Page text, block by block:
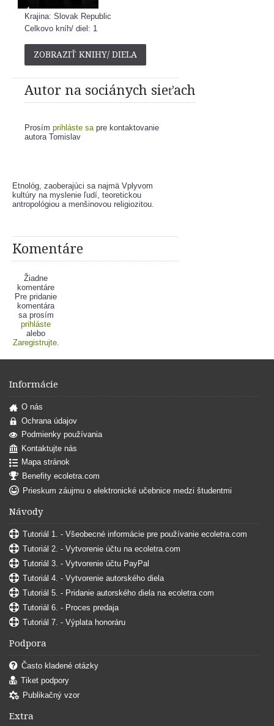
Krajina: Slovak Republic
Celkovo kníh/ diel: 1
ZOBRAZIŤ KNIHY/ DIELA
Autor na sociánych sieťach
Prosím prihláste sapre kontaktovanie
autora Tomislav
Etnológ, zaoberajúci sa najmä Vplyvom
kultúry na myslenie ľudí, teoretickou
antropológiou a menšinovou religiozitou.
Komentáre
Žiadne
komentáre
Pre pridanie
komentára
sa prosím
prihláste
alebo
Zaregistrujte.
Informácie
O nás
Ochrana údajov
Podmienky používania
Kontaktujte nás
Mapa stránok
Benefity ecoletra.com
Prieskum záujmu o elektronické učebnice medzi študentmi
Návody
Tutoriál 1. - Všeobecné informácie pre používanie ecoletra.com
Tutoriál 2. - Vytvorenie účtu na ecoletra.com
Tutoriál 3. - Vytvorenie účtu PayPal
Tutoriál 4. - Vytvorenie autorského diela
Tutoriál 5. - Pridanie autorského diela na ecoletra.com
Tutoriál 6. - Proces predaja
Tutoriál 7. - Výplata honoráru
Podpora
Často kladené otázky
Tiket podpory
Publikačný vzor
Extra